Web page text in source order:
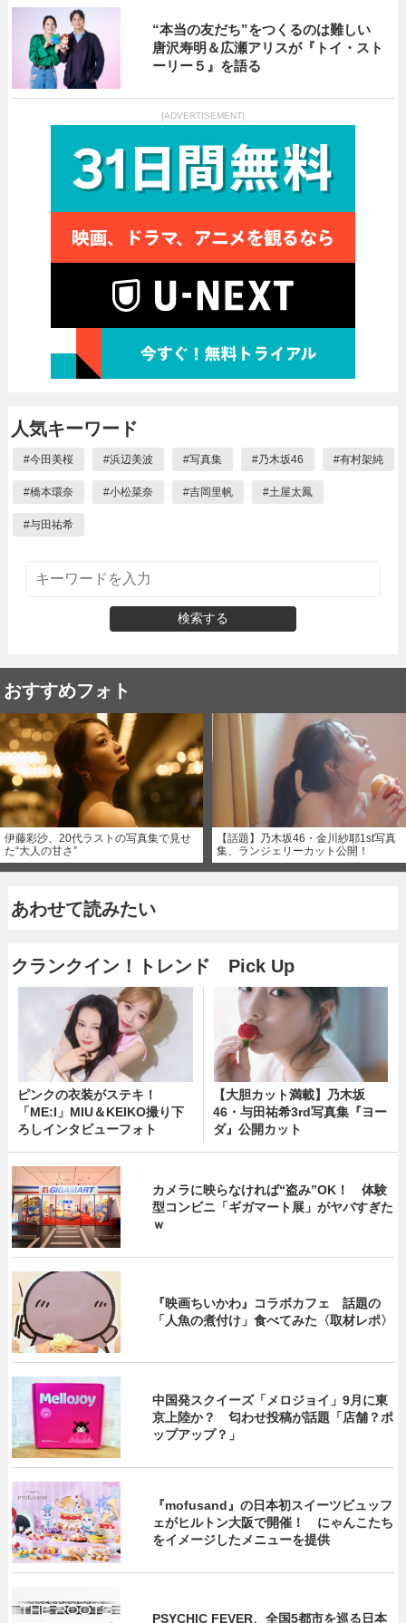
“本当の友だち”をつくるのは難しい
唐沢寿明＆広瀬アリスが『トイ・スト
ーリー５』を語る
[ADVERTISEMENT]
人気キーワード
#今田美桜 #浜辺美波 #写真集 #乃木坂46 #有村架純
#橋本環奈 #小松菜奈 #吉岡里帆 #土屋太鳳
#与田祐希
検索する
おすすめフォト
伊藤彩沙、20代ラストの写真集で見せ
た“大人の甘さ”
【話題】乃木坂46・金川紗耶1st写真
集、ランジェリーカット公開！
あわせて読みたい
クランクイン！トレンド Pick Up
ピンクの衣装がステキ！
「ME:I」MIU＆KEIKO撮り下
ろしインタビューフォト
【大胆カット満載】乃木坂
46・与田祐希3rd写真集『ヨー
ダ』公開カット
カメラに映らなければ“盗み”OK！ 体験
型コンビニ「ギガマート展」がヤバすぎた
ｗ
『映画ちいかわ』コラボカフェ 話題の
「人魚の煮付け」食べてみた〈取材レポ〉
中国発スクイーズ「メロジョイ」9月に東
京上陸か？ 匂わせ投稿が話題「店舗？ポ
ップアップ？」
『mofusand』の日本初スイーツビュッフ
ェがヒルトン大阪で開催！ にゃんこたち
をイメージしたメニューを提供
PSYCHIC FEVER、全国5都市を巡る日本